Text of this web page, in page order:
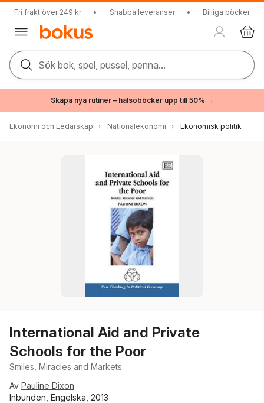
Fri frakt över 249 kr • Snabba leveranser • Billiga böcker
Sök bok, spel, pussel, penna...
Skapa nya rutiner – hälsoböcker upp till 50% →
Ekonomi och Ledarskap Nationalekonomi Ekonomisk politik
International Aid and Private
Schools for the Poor
Smiles, Miracles and Markets
Av Pauline Dixon
Inbunden, Engelska, 2013